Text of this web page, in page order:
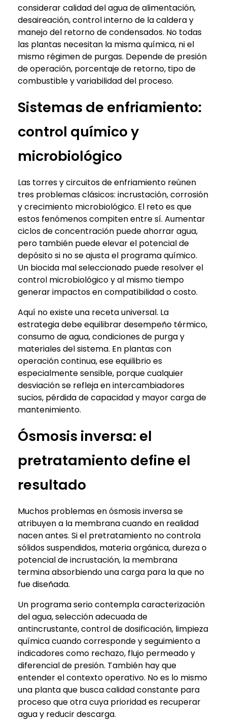
considerar calidad del agua de alimentación,
desaireación, control interno de la caldera y
manejo del retorno de condensados. No todas
las plantas necesitan la misma química, ni el
mismo régimen de purgas. Depende de presión
de operación, porcentaje de retorno, tipo de
combustible y variabilidad del proceso.
Sistemas de enfriamiento:
control químico y
microbiológico
Las torres y circuitos de enfriamiento reúnen
tres problemas clásicos: incrustación, corrosión
y crecimiento microbiológico. El reto es que
estos fenómenos compiten entre sí. Aumentar
ciclos de concentración puede ahorrar agua,
pero también puede elevar el potencial de
depósito si no se ajusta el programa químico.
Un biocida mal seleccionado puede resolver el
control microbiológico y al mismo tiempo
generar impactos en compatibilidad o costo.
Aquí no existe una receta universal. La
estrategia debe equilibrar desempeño térmico,
consumo de agua, condiciones de purga y
materiales del sistema. En plantas con
operación continua, ese equilibrio es
especialmente sensible, porque cualquier
desviación se refleja en intercambiadores
sucios, pérdida de capacidad y mayor carga de
mantenimiento.
Ósmosis inversa: el
pretratamiento define el
resultado
Muchos problemas en ósmosis inversa se
atribuyen a la membrana cuando en realidad
nacen antes. Si el pretratamiento no controla
sólidos suspendidos, materia orgánica, dureza o
potencial de incrustación, la membrana
termina absorbiendo una carga para la que no
fue diseñada.
Un programa serio contempla caracterización
del agua, selección adecuada de
antincrustante, control de dosificación, limpieza
química cuando corresponde y seguimiento a
indicadores como rechazo, flujo permeado y
diferencial de presión. También hay que
entender el contexto operativo. No es lo mismo
una planta que busca calidad constante para
proceso que otra cuya prioridad es recuperar
agua y reducir descarga.